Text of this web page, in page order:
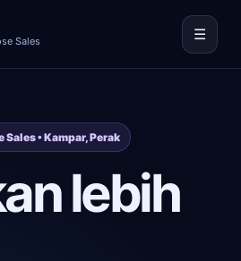
Sales ☰
• Kampar, Perak
lebih